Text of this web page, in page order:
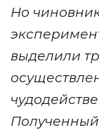
Но
выделили